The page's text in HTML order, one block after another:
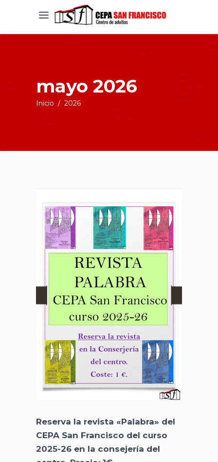
mayo 2026
Inicio / 2026
Reserva la revista «Palabra» del
CEPA San Francisco del curso
2025-26 en la consejería del